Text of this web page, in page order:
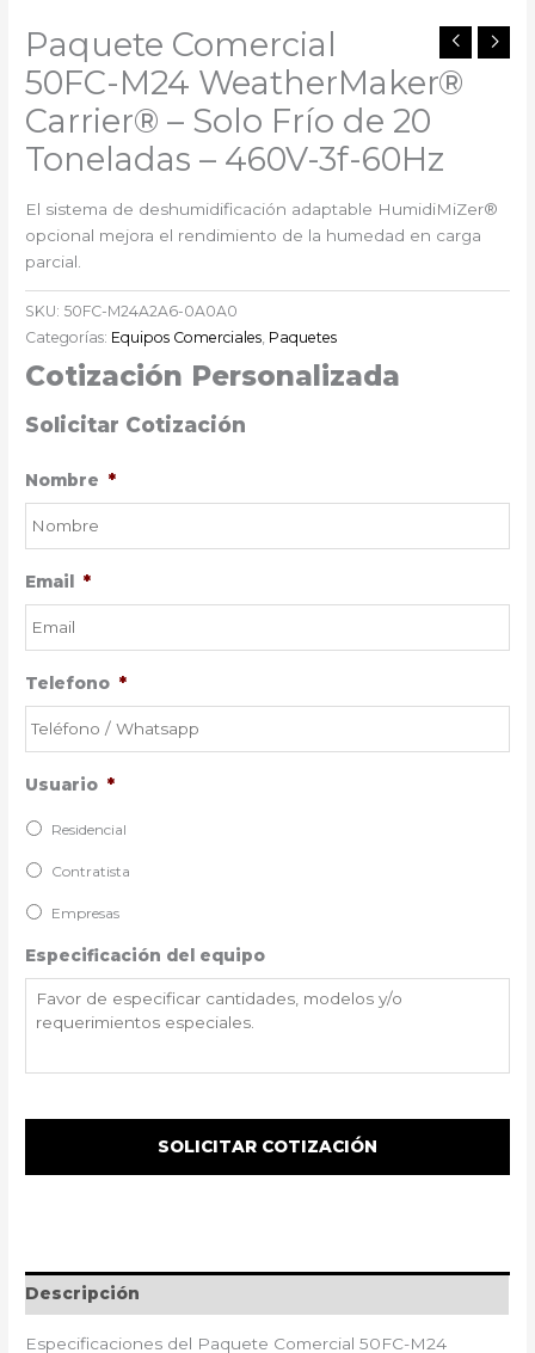
Paquete Comercial
50FC-M24 WeatherMaker®
Carrier®️ – Solo Frío de 20
Toneladas – 460V-3f-60Hz
El sistema de deshumidificación adaptable HumidiMiZer®
opcional mejora el rendimiento de la humedad en carga
parcial.
SKU: 50FC-M24A2A6-0A0A0
Categorías: Equipos Comerciales, Paquetes
Cotización Personalizada
Solicitar Cotización
Nombre *
Email *
Telefono *
Usuario *
Residencial
Contratista
Empresas
Especificación del equipo
Descripción
Especificaciones del Paquete Comercial 50FC-M24